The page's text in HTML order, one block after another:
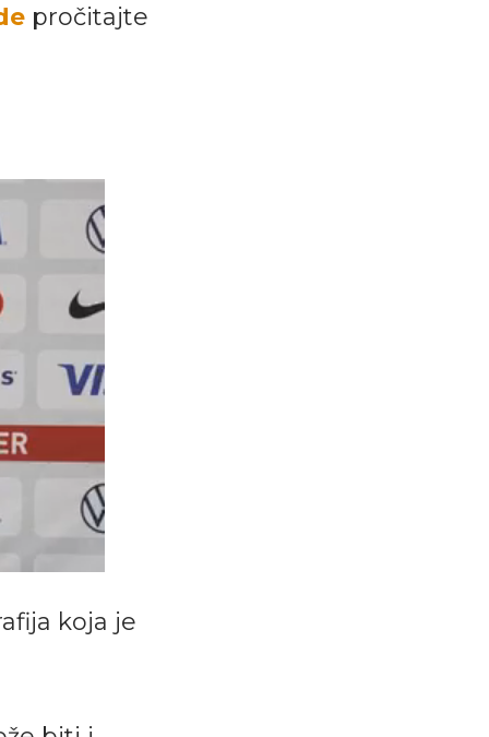
pročitajte
koja je